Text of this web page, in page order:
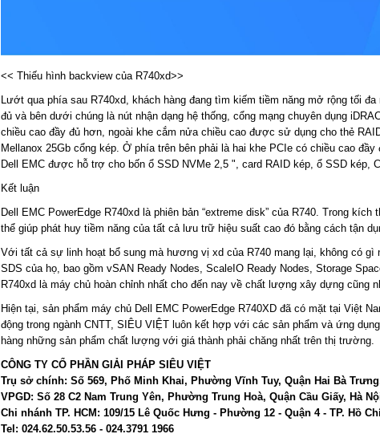
<< Thiếu hình backview của R740xd>>
Lướt qua phía sau R740xd, khách hàng đang tìm kiếm tiềm năng mở rộng tối
đủ và bên dưới chúng là nút nhận dạng hệ thống, cổng mạng chuyên dụng
chiều cao đầy đủ hơn, ngoài khe cắm nửa chiều cao được sử dụng cho thẻ
Mellanox 25Gb cổng kép. Ở phía trên bên phải là hai khe PCIe có chiều cao
Dell EMC được hỗ trợ cho bốn ổ SSD NVMe 2,5 ", card RAID kép, ổ SSD kép,
Kết luận
Dell EMC PowerEdge R740xd là phiên bản “extreme disk” của R740. Trong
thể giúp phát huy tiềm năng của tất cả lưu trữ hiệu suất cao đó bằng cách tận
Với tất cả sự linh hoạt bổ sung mà hương vị xd của R740 mang lại, không có
SDS của họ, bao gồm vSAN Ready Nodes, ScaleIO Ready Nodes, Storage
R740xd là máy chủ hoàn chỉnh nhất cho đến nay về chất lượng xây dựng cũng
Hiện tại, sản phẩm máy chủ Dell EMC PowerEdge R740XD đã có mặt tại
động trong ngành CNTT, SIÊU VIỆT luôn kết hợp với các sản phẩm và ứng
hàng những sản phẩm chất lượng với giá thành phải chăng nhất trên thị trường.
CÔNG TY CỔ PHẦN GIẢI PHÁP SIÊU VIỆT
Trụ sở chính: Số 569, Phố Minh Khai, Phường Vĩnh Tuy, Quận Hai Bà
VPGD: Số 28 C2 Nam Trung Yên, Phường Trung Hoà, Quận Cầu Giấy, Hà
Chi nhánh TP. HCM: 109/15 Lê Quốc Hưng - Phường 12 - Quận 4 - TP. Hồ
Tel: 024.62.50.53.56 - 024.3791 1966